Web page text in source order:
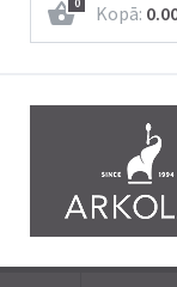
Kopā: